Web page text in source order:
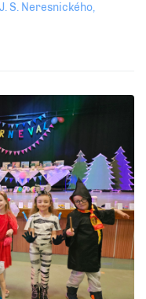
S. Neresnického,